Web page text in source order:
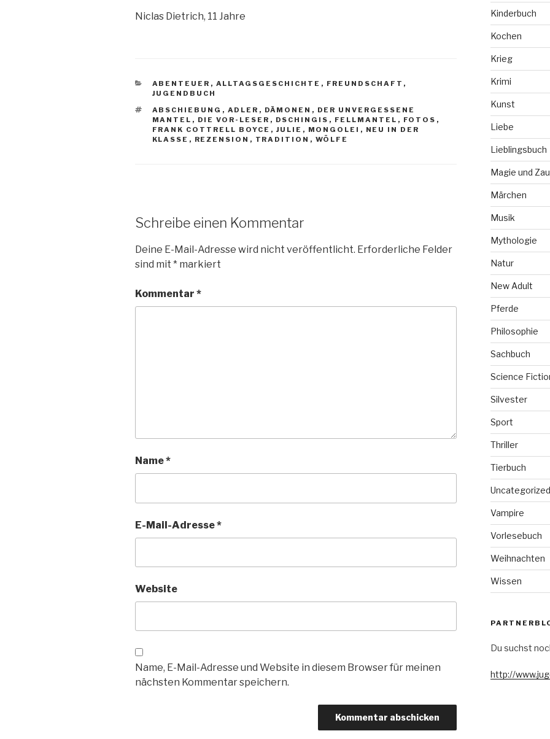
Niclas Dietrich, 11 Jahre
KATEGORIEN
ABENTEUER , ALLTAGSGESCHICHTE , FREUNDSCHAFT ,
JUGENDBUCH
SCHLAGWÖRTER
ABSCHIEBUNG , ADLER , DÄMONEN , DER UNVERGESSENE
MANTEL , DIE VOR-LESER , DSCHINGIS , FELLMANTEL , FOTOS ,
FRANK COTTRELL BOYCE , JULIE , MONGOLEI , NEU IN DER
KLASSE , REZENSION , TRADITION , WÖLFE
Schreibe einen Kommentar
Deine E-Mail-Adresse wird nicht veröffentlicht. Erforderliche Felder
sind mit * markiert
Kommentar *
Name*
E-Mail-Adresse*
Website
Name, E-Mail-Adresse und Website in diesem Browser für meinen
nächsten Kommentar speichern.
Kinderbuch
Kochen
Krieg
Krimi
Kunst
Liebe
Lieblingsbuch
Magie und
Märchen
Musik
Mythologie
Natur
New Adult
Pferde
Philosophie
Sachbuch
Science
Silvester
Sport
Thriller
Tierbuch
Uncategorized
Vampire
Vorlesebuch
Weihnachten
Wissen
Du suchst
http://